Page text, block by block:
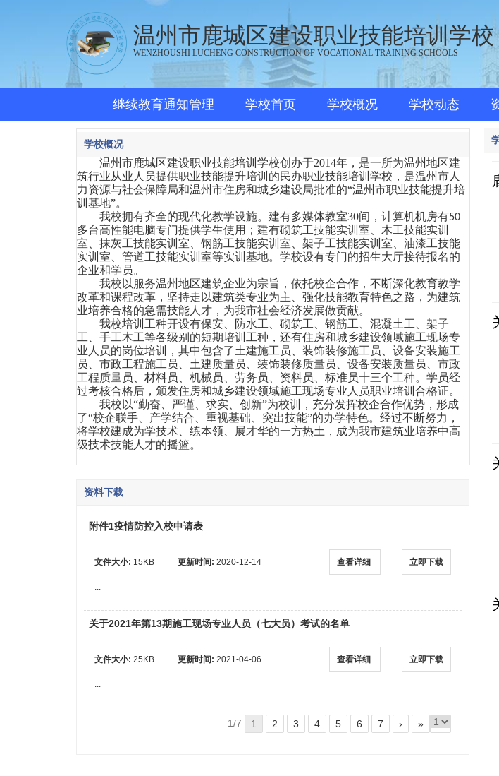
温州市鹿城区建设职业技能培训学校
WENZHOUSHI LUCHENG CONSTRUCTION OF VOCATIONAL TRAINING SCHOOLS
继续教育通知管理 学校首页 学校概况 学校动态
学校概况
温州市鹿城区建设职业技能培训学校创办于2014年，是一所为温州地区建
筑行业从业人员提供职业技能提升培训的民办职业技能培训学校，是温州市人
力资源与社会保障局和温州市住房和城乡建设局批准的“温州市职业技能提升培
训基地”。
我校拥有齐全的现代化教学设施。建有多媒体教室30间，计算机机房有50
多台高性能电脑专门提供学生使用；建有砌筑工技能实训室、木工技能实训
室、抹灰工技能实训室、钢筋工技能实训室、架子工技能实训室、油漆工技能
实训室、管道工技能实训室等实训基地。学校设有专门的招生大厅接待报名的
企业和学员。
我校以服务温州地区建筑企业为宗旨，依托校企合作，不断深化教育教学
改革和课程改革，坚持走以建筑类专业为主、强化技能教育特色之路，为建筑
业培养合格的急需技能人才，为我市社会经济发展做贡献。
我校培训工种开设有保安、防水工、砌筑工、钢筋工、混凝土工、架子
工、手工木工等各级别的短期培训工种，还有住房和城乡建设领域施工现场专
业人员的岗位培训，其中包含了土建施工员、装饰装修施工员、设备安装施工
员、市政工程施工员、土建质量员、装饰装修质量员、设备安装质量员、市政
工程质量员、材料员、机械员、劳务员、资料员、标准员十三个工种。学员经
过考核合格后，颁发住房和城乡建设领域施工现场专业人员职业培训合格证。
我校以“勤奋、严谨、求实、创新”为校训，充分发挥校企合作优势，形成
了“校企联手、产学结合、重视基础、突出技能”的办学特色。经过不断努力，
将学校建成为学技术、练本领、展才华的一方热土，成为我市建筑业培养中高
级技术技能人才的摇篮。
资料下载
附件1疫情防控入校申请表
文件大小: 15KB 更新时间: 2020-12-14 查看详细 立即下载
...
关于2021年第13期施工现场专业人员（七大员）考试的名单
文件大小: 25KB 更新时间: 2021-04-06 查看详细 立即下载
...
1/7 1 2 3 4 5 6 7 › »